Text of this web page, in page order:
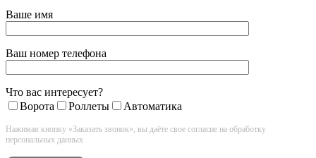
Ваше имя
Ваш номер телефона
Что вас интересует?
Ворота
Роллеты Автоматика
Нажимая кнопку «Заказать звонок», вы даёте свое согласие на обработку
персональных данных